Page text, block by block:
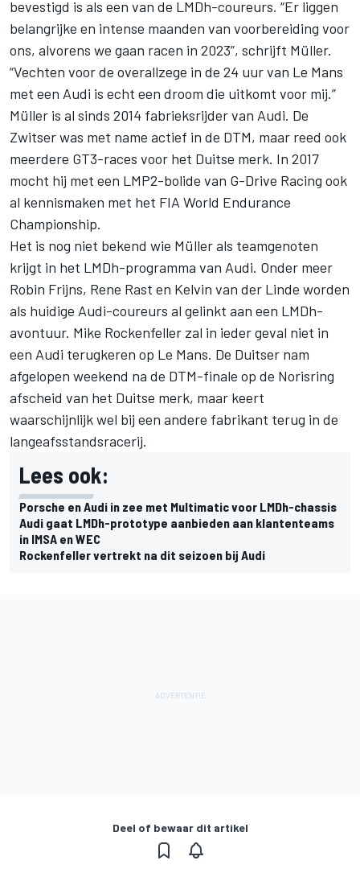
bevestigd is als een van de LMDh-coureurs. “Er liggen
belangrijke en intense maanden van voorbereiding voor
ons, alvorens we gaan racen in 2023”, schrijft Müller.
“Vechten voor de overallzege in de 24 uur van Le Mans
met een Audi is echt een droom die uitkomt voor mij.”
Müller is al sinds 2014 fabrieksrijder van Audi. De
Zwitser was met name actief in de DTM, maar reed ook
meerdere GT3-races voor het Duitse merk. In 2017
mocht hij met een LMP2-bolide van G-Drive Racing ook
al kennismaken met het FIA World Endurance
Championship.
Het is nog niet bekend wie Müller als teamgenoten
krijgt in het LMDh-programma van Audi. Onder meer
Robin Frijns, Rene Rast en Kelvin van der Linde worden
als huidige Audi-coureurs al gelinkt aan een LMDh-
avontuur. Mike Rockenfeller zal in ieder geval niet in
een Audi terugkeren op Le Mans. De Duitser nam
afgelopen weekend na de DTM-finale op de Norisring
afscheid van het Duitse merk, maar keert
waarschijnlijk wel bij een andere fabrikant terug in de
langeafsstandsracerij.
Lees ook:
Porsche en Audi in zee met Multimatic voor LMDh-chassis
Audi gaat LMDh-prototype aanbieden aan klantenteams
in IMSA en WEC
Rockenfeller vertrekt na dit seizoen bij Audi
Deel of bewaar dit artikel